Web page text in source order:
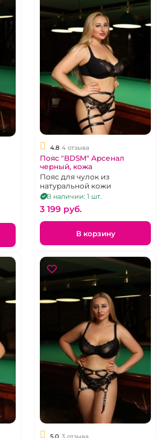
4.8 4 отзыва
Пояс "BDSM" Арсенал
черный, кожа
Пояс для чулок из
натуральной кожи
В наличии: 1 шт.
3 199 pуб.
В корзину
5.0 3 отзыва